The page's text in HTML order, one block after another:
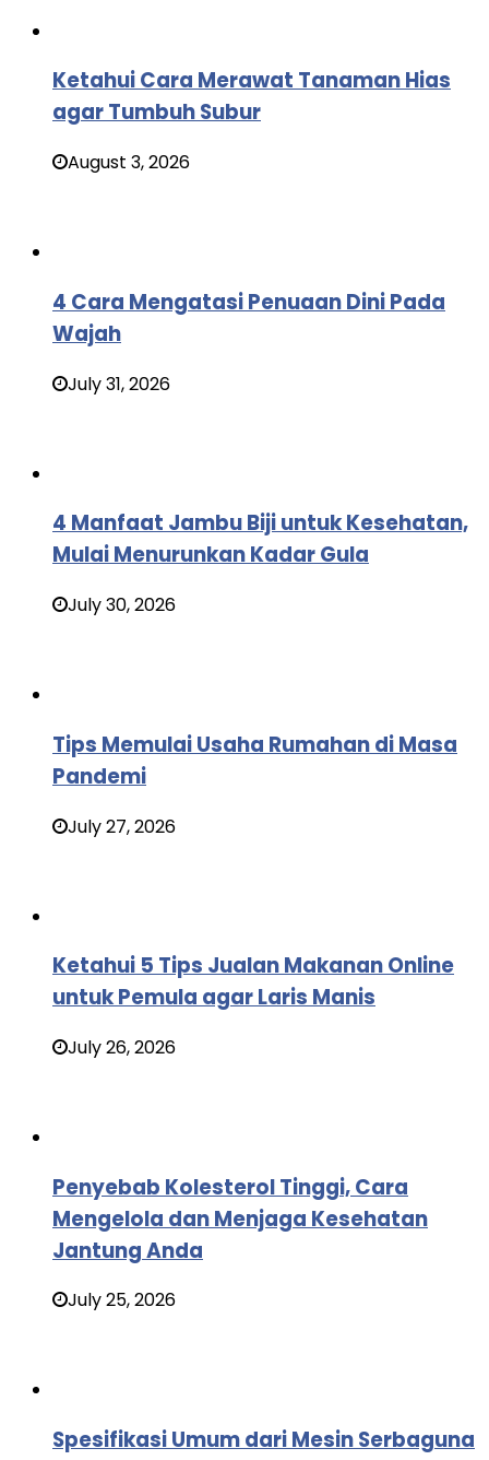
Ketahui Cara Merawat Tanaman Hias
agar Tumbuh Subur
August 3, 2026
4 Cara Mengatasi Penuaan Dini Pada
Wajah
July 31, 2026
4 Manfaat Jambu Biji untuk Kesehatan,
Mulai Menurunkan Kadar Gula
July 30, 2026
Tips Memulai Usaha Rumahan di Masa
Pandemi
July 27, 2026
Ketahui 5 Tips Jualan Makanan Online
untuk Pemula agar Laris Manis
July 26, 2026
Penyebab Kolesterol Tinggi, Cara
Mengelola dan Menjaga Kesehatan
Jantung Anda
July 25, 2026
Spesifikasi Umum dari Mesin Serbaguna